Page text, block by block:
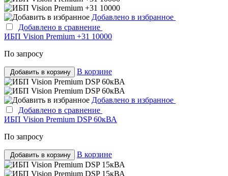
Добавлено в избранное
Добавлено в сравнение
ИБП Vision Premium +31 10000
По запросу
Добавить в корзину В корзине
Добавлено в избранное
Добавлено в сравнение
ИБП Vision Premium DSP 60кВА
По запросу
Добавить в корзину В корзине